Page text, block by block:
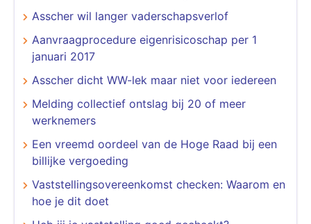
Asscher wil langer vaderschapsverlof
Aanvraagprocedure eigenrisicoschap per 1
januari 2017
Asscher dicht WW-lek maar niet voor iedereen
Melding collectief ontslag bij 20 of meer
werknemers
Een vreemd oordeel van de Hoge Raad bij een
billijke vergoeding
Vaststellingsovereenkomst checken: Waarom en
hoe je dit doet